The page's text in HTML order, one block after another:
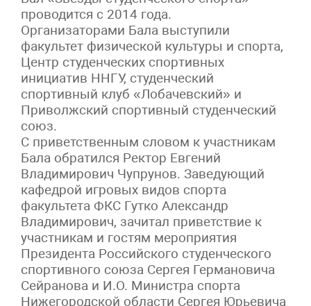
проводится с 2014 года.
Организаторами Бала выступили
факультет физической культуры и спорта,
Центр студенческих спортивных
инициатив ННГУ, студенческий
спортивный клуб «Лобачевский» и
Приволжский спортивный студенческий
союз.
С приветственным словом к участникам
Бала обратился Ректор Евгений
Владимирович Чупрунов. Заведующий
кафедрой игровых видов спорта
факультета ФКС Гутко Александр
Владимирович, зачитал приветствие к
участникам и гостям мероприятия
Президента Российского студенческого
спортивного союза Сергея Германовича
Сейранова и И.О. Министра спорта
Нижегородской области Сергея Юрьевича